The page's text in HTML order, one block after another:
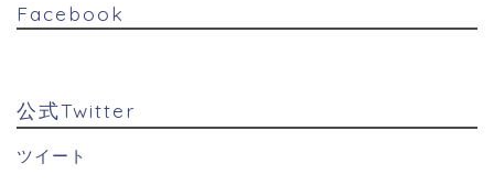
Facebook
公式Twitter
ツイート